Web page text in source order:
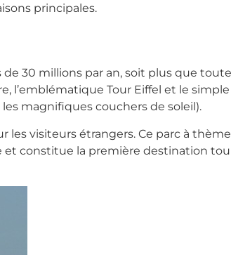
principales.
30 millions par an, soit plus que
l’emblématique Tour Eiffel et le
les magnifiques couchers de soleil).
visiteurs étrangers. Ce parc à
et constitue la première destination